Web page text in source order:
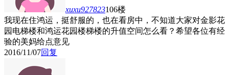
xuxu927823106楼
我现在住鸿运，挺舒服的，也在看房中，不知道大家对金影花
园电梯楼和鸿运花园楼梯楼的升值空间怎么看？希望各位有经
验的美妈给点意见
2016/11/07回复